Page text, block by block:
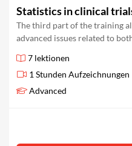
Statistics in clinical
The third part of the training
advanced issues related to
7 lektionen
1 Stunden Aufzeichnungen
Advanced